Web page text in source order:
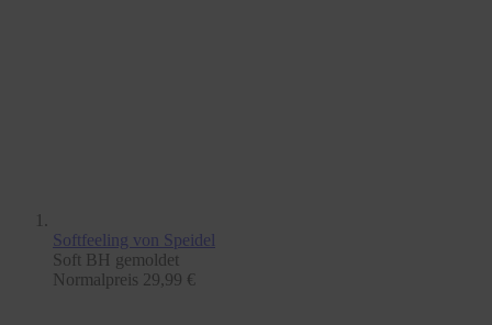
Softfeeling von Speidel
Soft BH gemoldet
Normalpreis 29,99 €